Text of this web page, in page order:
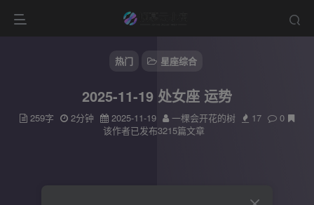
热门 星座综合
2025-11-19 处女座 运势
259字 2分钟 2025-11-19 一棵会开花的树 17
0
该作者已发布3215篇文章